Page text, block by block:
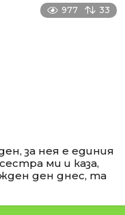
977 33
за нея е единия
ми и каза,
ден днес, та